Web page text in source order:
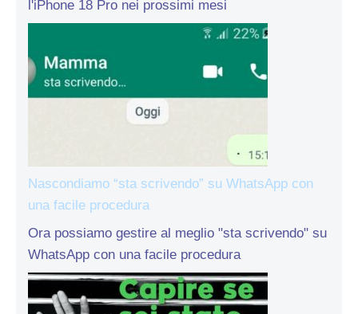
l'iPhone 18 Pro nei prossimi mesi
Nascondiamo “sta scrivendo” su WhatsApp con
una facile procedura
Ora possiamo gestire al meglio "sta scrivendo" su
WhatsApp con una facile procedura